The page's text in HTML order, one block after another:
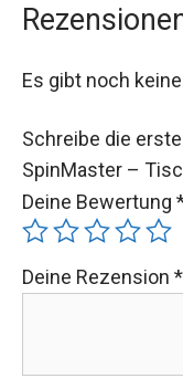
Es gibt noch
Schreibe die
SpinMaster –
Deine Bewertung
Deine Rezension *